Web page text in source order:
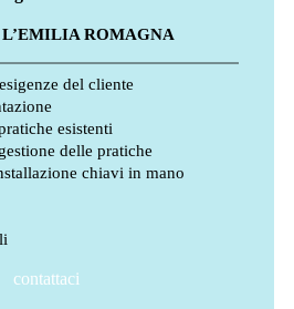
ROMAGNA
del cliente
esistenti
delle pratiche
chiavi in mano
contattaci